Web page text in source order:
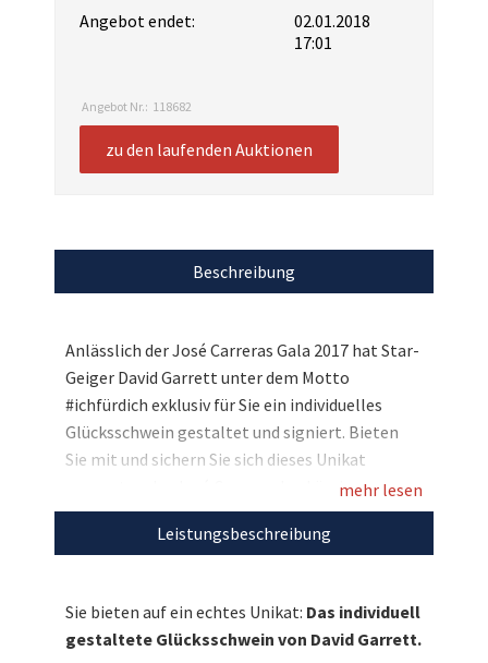
Angebot endet:
02.01.2018
17:01
Angebot Nr.: 118682
zu den laufenden Auktionen
Beschreibung
Anlässlich der José Carreras Gala 2017 hat Star-
Geiger David Garrett unter dem Motto
#ichfürdich exklusiv für Sie ein individuelles
Glücksschwein gestaltet und signiert. Bieten
Sie mit und sichern Sie sich dieses Unikat
zugunsten der José Carreras Leukämie-
Stiftung, die damit das Ziel verfolgt „Leukämie
muss heilbar werden. Immer und bei jedem.“
einzigartige Auktionen für den guten Zweck!
mehr lesen
Leistungsbeschreibung
Sie bieten auf ein echtes Unikat: Das individuell
gestaltete Glücksschwein von David Garrett.